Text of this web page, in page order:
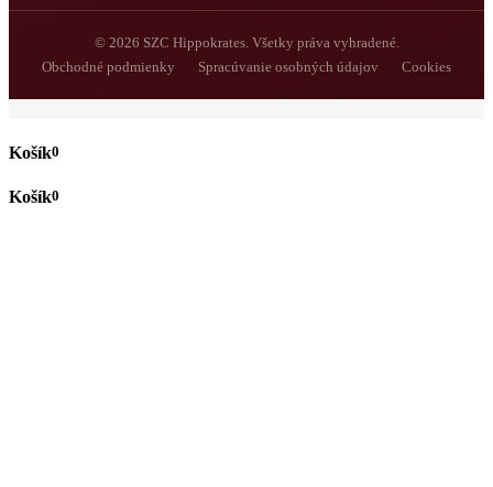
© 2026 SZC Hippokrates. Všetky práva vyhradené.
Obchodné podmienky
Spracúvanie osobných údajov Cookies
0
0